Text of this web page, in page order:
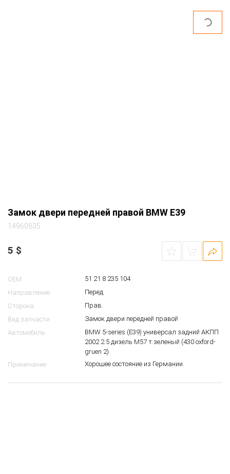
Замок двери передней правой BMW E39
14960835
5 $
OEM
51 21 8 235 104
Направление
Перед.
Сторона
Прав.
Вид запчасти
Замок двери передней правой
Автомобиль
BMW 5-series (E39) универсал задний АКПП
2002 2.5 дизель M57 т.зеленый (430 oxford-
gruen 2)
Примечание
Хорошее состояние из Германии.